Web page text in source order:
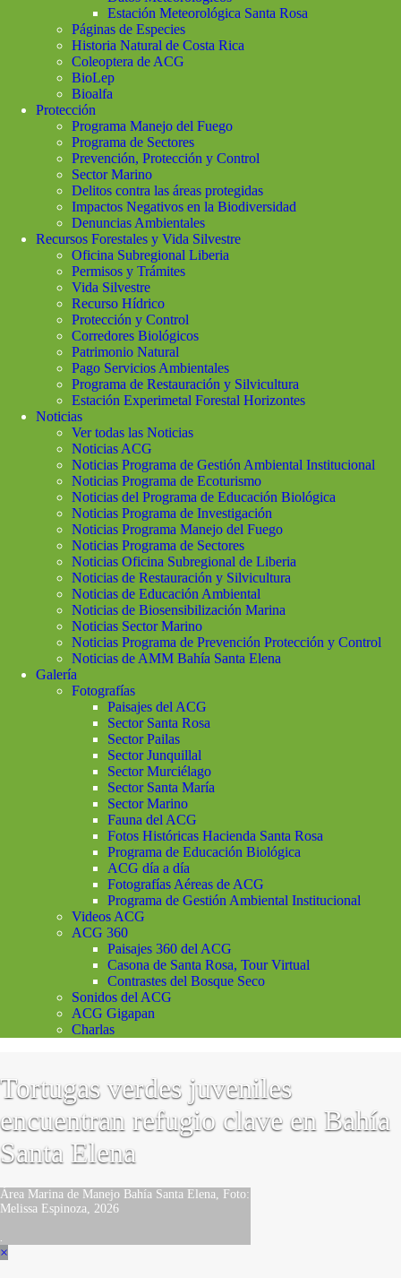
Estación Meteorológica Santa Rosa
Páginas de Especies
Historia Natural de Costa Rica
Coleoptera de ACG
BioLep
Bioalfa
Protección
Programa Manejo del Fuego
Programa de Sectores
Prevención, Protección y Control
Sector Marino
Delitos contra las áreas protegidas
Impactos Negativos en la Biodiversidad
Denuncias Ambientales
Recursos Forestales y Vida Silvestre
Oficina Subregional Liberia
Permisos y Trámites
Vida Silvestre
Recurso Hídrico
Protección y Control
Corredores Biológicos
Patrimonio Natural
Pago Servicios Ambientales
Programa de Restauración y Silvicultura
Estación Experimetal Forestal Horizontes
Noticias
Ver todas las Noticias
Noticias ACG
Noticias Programa de Gestión Ambiental Institucional
Noticias Programa de Ecoturismo
Noticias del Programa de Educación Biológica
Noticias Programa de Investigación
Noticias Programa Manejo del Fuego
Noticias Programa de Sectores
Noticias Oficina Subregional de Liberia
Noticias de Restauración y Silvicultura
Noticias de Educación Ambiental
Noticias de Biosensibilización Marina
Noticias Sector Marino
Noticias Programa de Prevención Protección y Control
Noticias de AMM Bahía Santa Elena
Galería
Fotografías
Paisajes del ACG
Sector Santa Rosa
Sector Pailas
Sector Junquillal
Sector Murciélago
Sector Santa María
Sector Marino
Fauna del ACG
Fotos Históricas Hacienda Santa Rosa
Programa de Educación Biológica
ACG día a día
Fotografías Aéreas de ACG
Programa de Gestión Ambiental Institucional
Videos ACG
ACG 360
Paisajes 360 del ACG
Casona de Santa Rosa, Tour Virtual
Contrastes del Bosque Seco
Sonidos del ACG
ACG Gigapan
Charlas
Tortugas verdes juveniles
encuentran refugio clave en Bahía
Santa Elena
Área Marina de Manejo Bahía Santa Elena, Foto:
Melissa Espinoza, 2026
.
×